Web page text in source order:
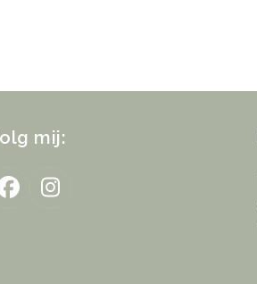
mij:
FacebookInstagram